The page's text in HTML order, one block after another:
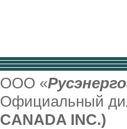
ООО «
Официальный
CANADA INC.)